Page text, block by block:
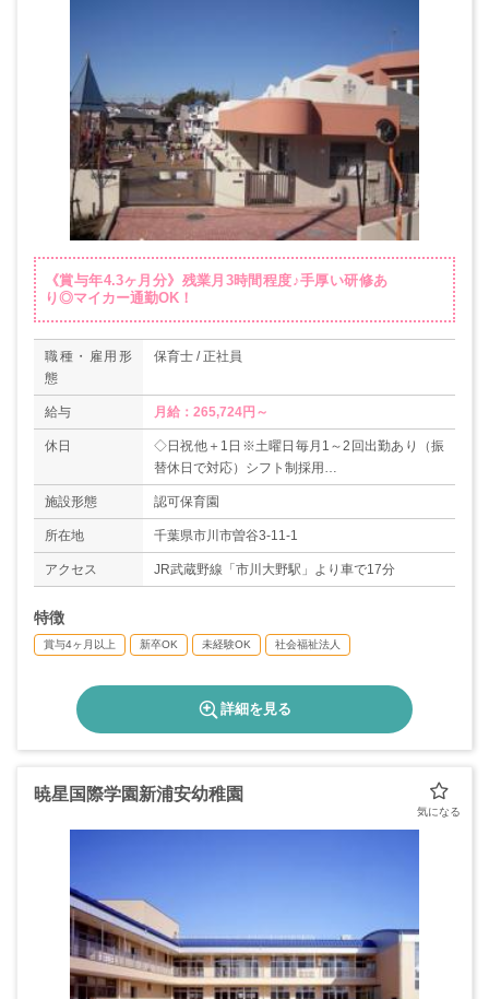
《賞与年4.3ヶ月分》残業月3時間程度♪手厚い研修あ
り◎マイカー通勤OK！
職種・雇用形
態
保育士 / 正社員
給与 月給：265,724円～
休日
◇日祝他＋1日※土曜日毎月1～2回出勤あり（振
替休日で対応）シフト制採用
◇有給休暇
◇育休産休制度あり
＊年間休日数114日
施設形態 認可保育園
所在地 千葉県市川市曽谷3-11-1
アクセス JR武蔵野線「市川大野駅」より車で17分
特徴
賞与4ヶ月以上 新卒OK 未経験OK 社会福祉法人
詳細を見る
暁星国際学園新浦安幼稚園